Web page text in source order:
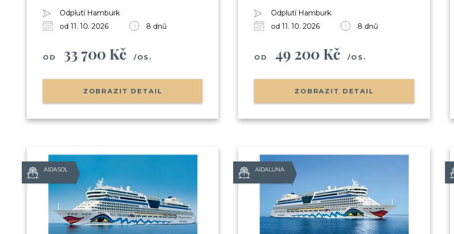
Odplutí Hamburk
od 11. 10. 2026
8 dnů
OD 33 700 Kč /OS.
ZOBRAZIT DETAIL
Odplutí Hamburk
od 11. 10. 2026
8 dnů
OD 49 200 Kč /OS.
ZOBRAZIT DETAIL
AIDASOL AIDALUNA
Pozvánky na klubové akce Cruise Club
Možnost soutěžit o plavby zdarma